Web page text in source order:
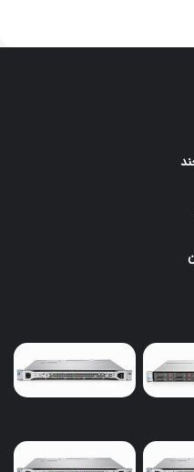
features
iLO
:انواع سرور hp